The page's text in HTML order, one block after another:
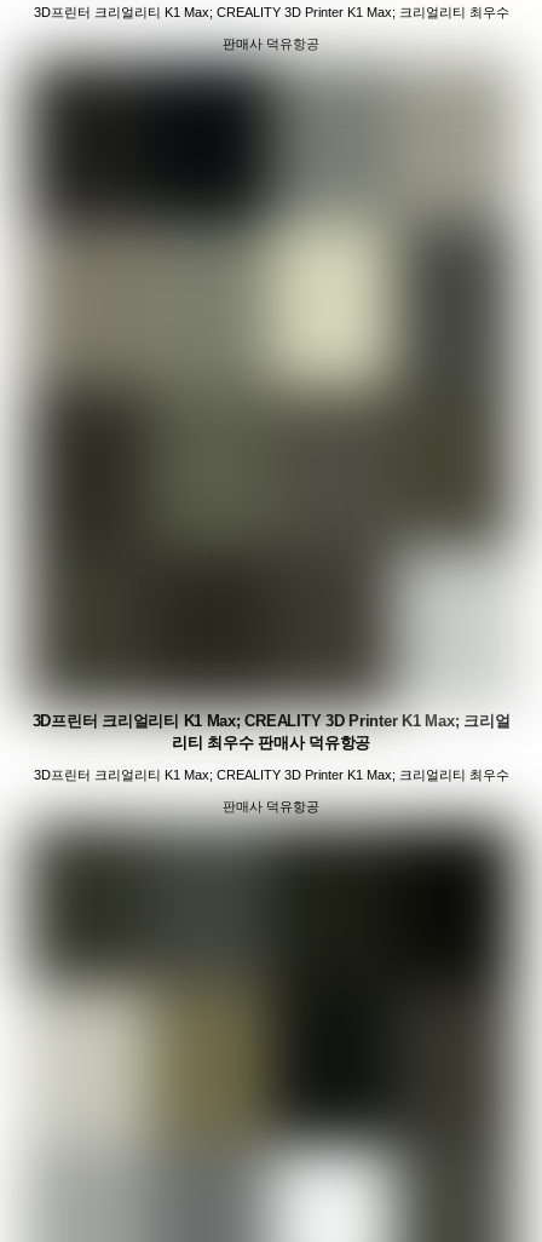
3D프린터 크리얼리티 K1 Max; CREALITY 3D Printer K1 Max; 크리얼리티 최우수
판매사 덕유항공
3D프린터 크리얼리티 K1 Max; CREALITY 3D Printer K1 Max; 크리얼
리티 최우수 판매사 덕유항공
3D프린터 크리얼리티 K1 Max; CREALITY 3D Printer K1 Max; 크리얼리티 최우수
판매사 덕유항공